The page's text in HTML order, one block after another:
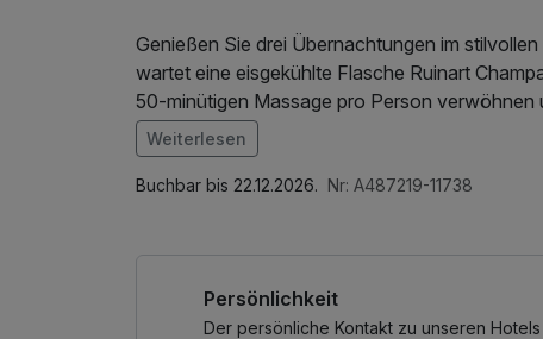
Genießen Sie drei Übernachtungen im
wartet eine eisgekühlte Flasche Ruinart
50-minütigen Massage pro Person verwöhnen
Im Angebot enthalten
1 Flasche Mineralwasser, Saunabenutzung,
Weiterlesen
Buchbar bis 22.12.2026. Nr: A487219-11738
Persönlichkeit
Der persönliche Kontakt zu unseren Hotels